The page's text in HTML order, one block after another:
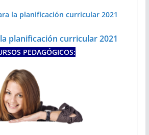
la planificación curricular 2021
planificación curricular 2021
PEDAGÓGICOS: